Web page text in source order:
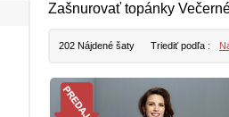
Zašnurovať topánky
202 Nájdené šaty Triediť podľa :